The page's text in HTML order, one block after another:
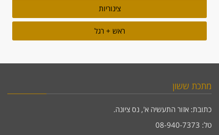
צינוריות
ראש + רגל
מתכת ששון
כתובת: אזור התעשיה א', נס ציונה.
טל: 08-940-7373